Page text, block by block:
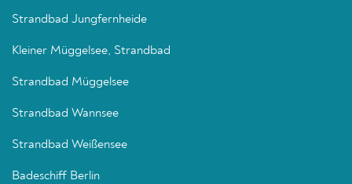
Strandbad Jungfernheide
Kleiner Müggelsee, Strandbad
Strandbad Müggelsee
Strandbad Wannsee
Strandbad Weißensee
Badeschiff Berlin